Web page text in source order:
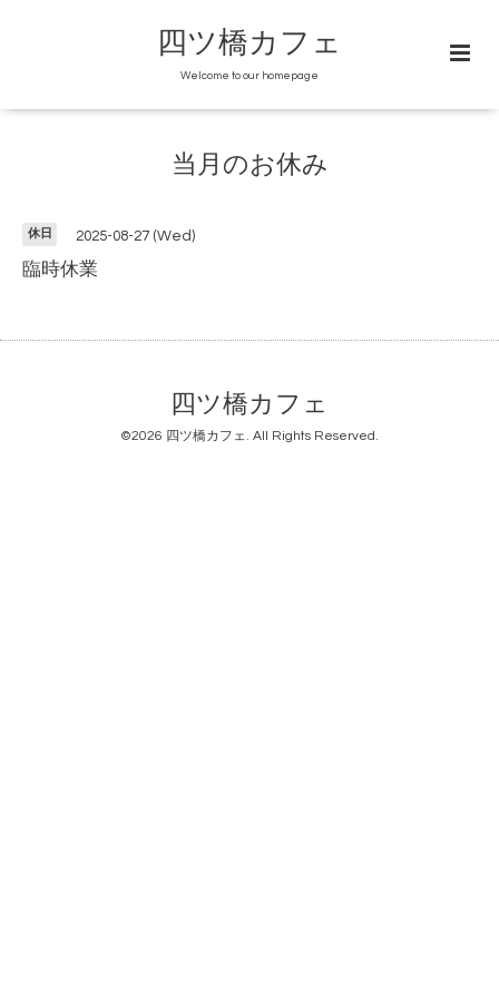
四ツ橋カフェ
Welcome to our homepage
当月のお休み
休日 2025-08-27 (Wed)
臨時休業
四ツ橋カフェ
©2026 四ツ橋カフェ. All Rights Reserved.